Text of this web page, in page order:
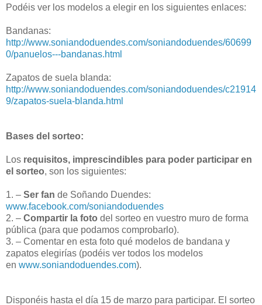
Podéis ver los modelos a elegir en los siguientes enlaces:
Bandanas:
http://www.soniandoduendes.com/soniandoduendes/60699
0/panuelos---bandanas.html
Zapatos de suela blanda:
http://www.soniandoduendes.com/soniandoduendes/c21914
9/zapatos-suela-blanda.html
Bases del sorteo:
Los requisitos, imprescindibles para poder participar en
el sorteo, son los siguientes:
1. – Ser fan de Soñando Duendes:
www.facebook.com/soniandoduendes
2. – Compartir la foto del sorteo en vuestro muro de forma
pública (para que podamos comprobarlo).
3. – Comentar en esta foto qué modelos de bandana y
zapatos elegirías (podéis ver todos los modelos
en www.soniandoduendes.com).
Disponéis hasta el día 15 de marzo para participar. El sorteo